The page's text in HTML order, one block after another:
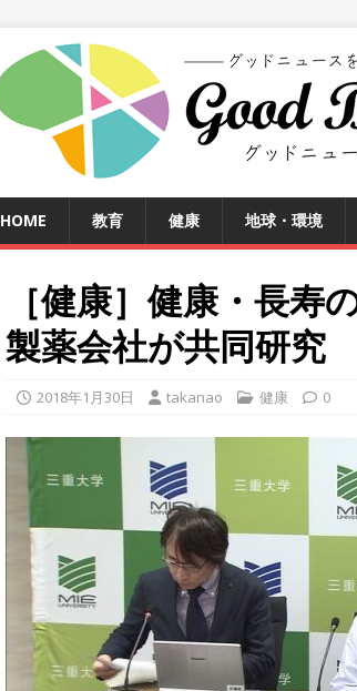
HOME 教育 健康 地球・環境
［健康］健康・長寿
製薬会社が共同研究
2018年1月30日 takanao 健康 0